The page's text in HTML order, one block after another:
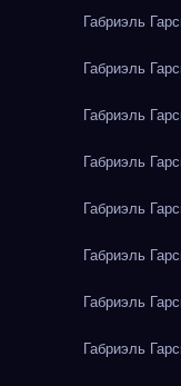
Габриэль
Габриэль
Габриэль
Габриэль
Габриэль
Габриэль
Габриэль
Габриэль